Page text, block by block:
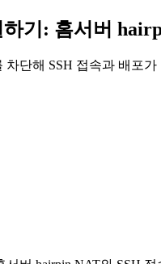
기: 홈서버
차단해 SSH 접속과 배포